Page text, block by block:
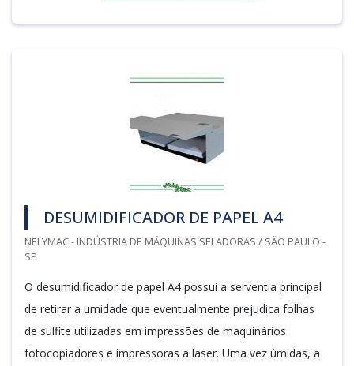
DESUMIDIFICADOR DE PAPEL A4
NELYMAC - INDÚSTRIA DE MÁQUINAS SELADORAS / SÃO PAULO -
SP
O desumidificador de papel A4 possui a serventia principal
de retirar a umidade que eventualmente prejudica folhas
de sulfite utilizadas em impressões de maquinários
fotocopiadores e impressoras a laser. Uma vez úmidas, a